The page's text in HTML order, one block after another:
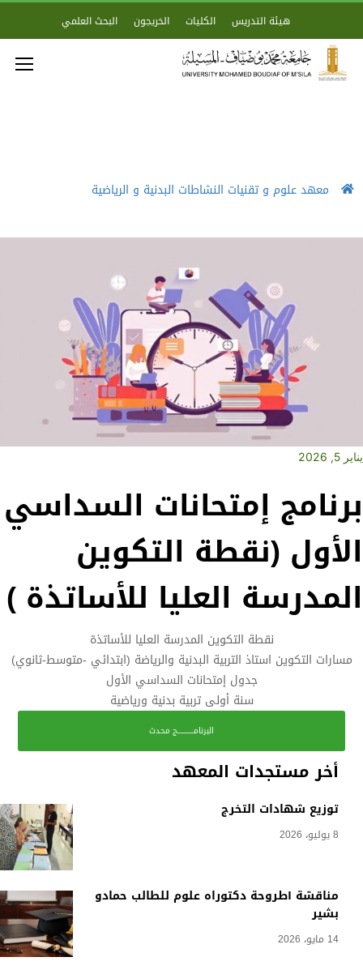
هيئة التدريس الكليات الخريجون البحث العلمي
معهد علوم و تقنيات النشاطات البدنية و الرياضية
أخر مستجدات المعهد
توزيع شهادات التخرج
8 يوليو، 2026
مناقشة أطروحة دكتوراه علوم للطالب حمادو
بشير
14 مايو، 2026
يناير 5, 2026
برنامج إمتحانات السداسي
الأول (نقطة التكوين
المدرسة العليا للأساتذة )
نقطة التكوين المدرسة العليا للأساتذة
مسارات التكوين استاذ التربية البدنية والرياضة (ابتدائي -متوسط-ثانوي)
جدول إمتحانات السداسي الأول
سنة أولى تربية بدنية ورياضية
البرنامــــــــــج محدث